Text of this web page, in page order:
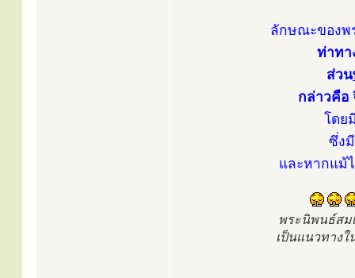
ลักษณะของพ
ท่าทา
ส่วน
กล่าวคือ
โดย
ซึ่ง
และหากแม้
พระนิพนธ์สม
เป็นแนวทางใ